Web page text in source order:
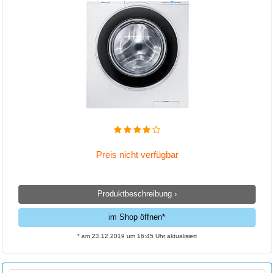
Preis nicht verfügbar
Produktbeschreibung ›
im Shop öffnen*
* am 23.12.2019 um 16:45 Uhr aktualisiert